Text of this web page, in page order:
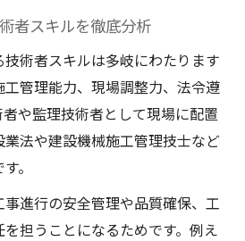
者スキルを徹底分析
術者スキルは多岐にわたります
管理能力、現場調整力、法令遵
や監理技術者として現場に配置
法や建設機械施工管理技士など
。
進行の安全管理や品質確保、工
担うことになるためです。例え